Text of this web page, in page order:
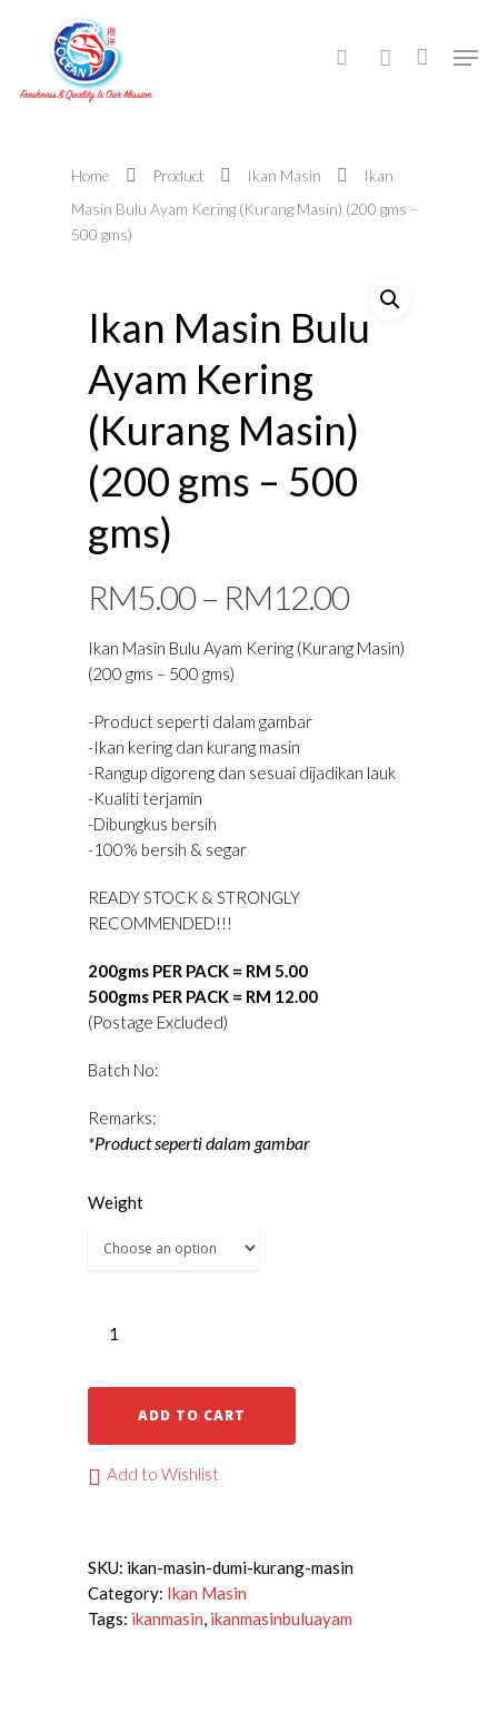
Home Product Ikan Masin
Ikan
Masin Bulu Ayam Kering (Kurang Masin) (200 gms –
500 gms)
Ikan Masin Bulu
Ayam Kering
(Kurang Masin)
(200 gms – 500
gms)
RM5.00– RM12.00
Ikan Masin Bulu Ayam Kering (Kurang Masin)
(200 gms – 500 gms)
-Product seperti dalam gambar
-Ikan kering dan kurang masin
-Rangup digoreng dan sesuai dijadikan lauk
-Kualiti terjamin
-Dibungkus bersih
-100% bersih & segar
READY STOCK & STRONGLY
RECOMMENDED!!!
200gms PER PACK = RM 5.00
500gms PER PACK = RM 12.00
(Postage Excluded)
Batch No:
Remarks:
*Product seperti dalam gambar
Weight
ADD TO CART
Add to Wishlist
SKU: ikan-masin-dumi-kurang-masin
Category: Ikan Masin
Tags: ikanmasin, ikanmasinbuluayam